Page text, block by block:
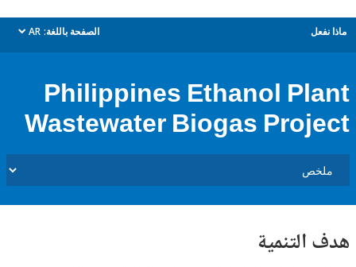
الصفحة باللغة: AR
dropdown
Philippines Ethanol
Wastewater Biogas